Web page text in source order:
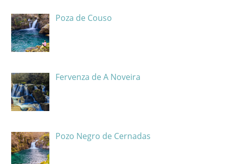
Poza de Couso
Fervenza de A Noveira
Pozo Negro de Cernadas